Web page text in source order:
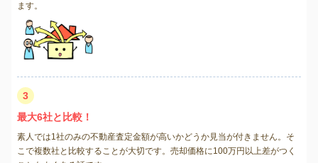
ます。
3
最大6社と比較！
素人では1社のみの不動産査定金額が高いかどうか見当が付きません。そ
こで複数社と比較することが大切です。売却価格に100万円以上差がつく